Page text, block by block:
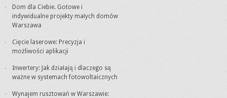
Dom dla Ciebie. Gotowe i
indywidualne projekty małych domów
Warszawa
Cięcie laserowe: Precyzja i
możliwości aplikacji
Inwertery: Jak działają i dlaczego są
ważne w systemach fotowoltaicznych
Wynajem rusztowań w Warszawie: